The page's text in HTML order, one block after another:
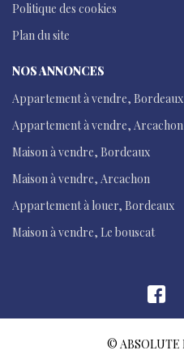
Politique des cookies
Plan du site
NOS ANNONCES
Appartement à vendre, Bordeaux
Appartement à vendre, Arcachon
Maison à vendre, Bordeaux
Maison à vendre, Arcachon
Appartement à louer, Bordeaux
Maison à vendre, Le bouscat
© ABSOLUTE